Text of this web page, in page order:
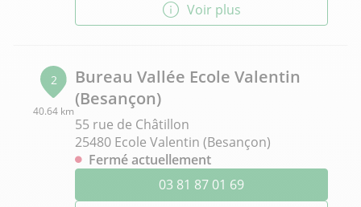
Voir plus
2
40.64 km
Bureau Vallée Ecole Valentin
(Besançon)
55 rue de Châtillon
25480 Ecole Valentin (Besançon)
Fermé actuellement
03 81 87 01 69